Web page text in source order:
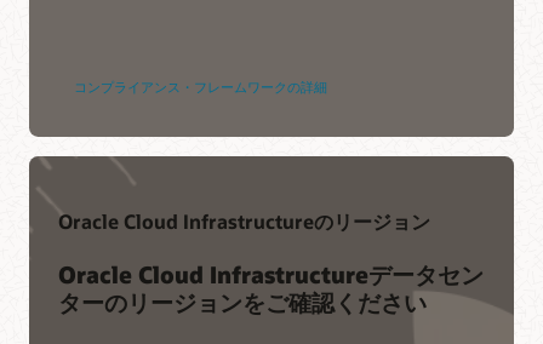
コンプライアンス・フレームワークの詳細
Oracle Cloud Infrastructureのリージョン
Oracle Cloud Infrastructureデータセン
ターのリージョンをご確認ください